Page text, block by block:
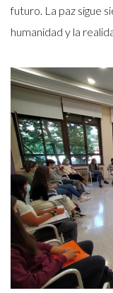
futuro. La paz sigue
humanidad y la